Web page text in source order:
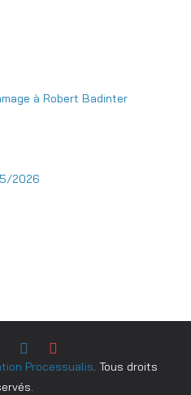
à Robert Badinter
2026
Processualis. Tous droits